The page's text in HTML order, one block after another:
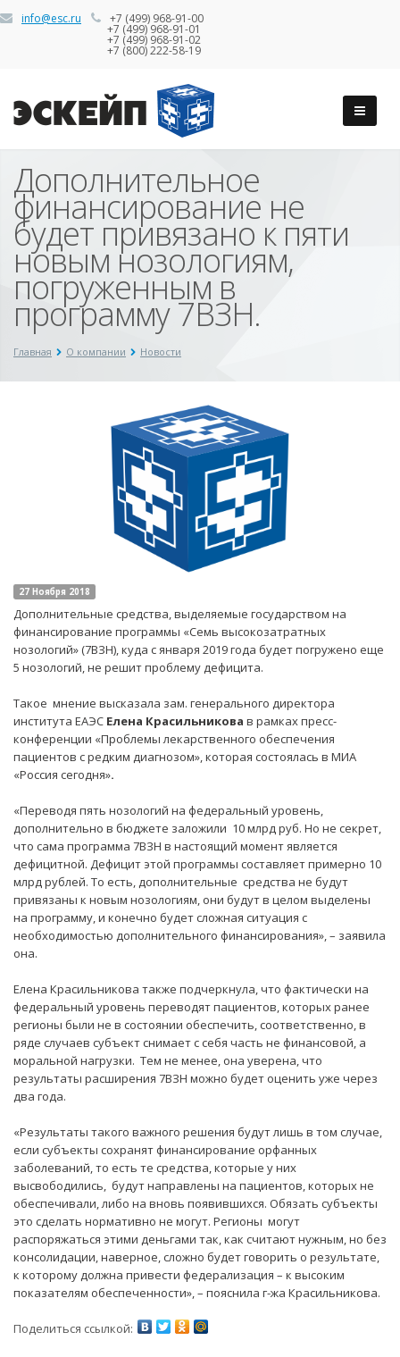
info@esc.ru +7 (499) 968-91-00
+7 (499) 968-91-01
+7 (499) 968-91-02
+7 (800) 222-58-19
Дополнительное
финансирование не
будет привязано к пяти
новым нозологиям,
погруженным в
программу 7ВЗН.
Главная О компании Новости
27 Ноября 2018
Дополнительные средства, выделяемые государством на
финансирование программы «Семь высокозатратных
нозологий» (7ВЗН), куда с января 2019 года будет погружено еще
5 нозологий, не решит проблему дефицита.
Такое мнение высказала зам. генерального директора
института ЕАЭС Елена Красильникова в рамках пресс-
конференции «Проблемы лекарственного обеспечения
пациентов с редким диагнозом», которая состоялась в МИА
«Россия сегодня».
«Переводя пять нозологий на федеральный уровень,
дополнительно в бюджете заложили 10 млрд руб. Но не секрет,
что сама программа 7ВЗН в настоящий момент является
дефицитной. Дефицит этой программы составляет примерно 10
млрд рублей. То есть, дополнительные средства не будут
привязаны к новым нозологиям, они будут в целом выделены
на программу, и конечно будет сложная ситуация с
необходимостью дополнительного финансирования», – заявила
она.
Елена Красильникова также подчеркнула, что фактически на
федеральный уровень переводят пациентов, которых ранее
регионы были не в состоянии обеспечить, соответственно, в
ряде случаев субъект снимает с себя часть не финансовой, а
моральной нагрузки. Тем не менее, она уверена, что
результаты расширения 7ВЗН можно будет оценить уже через
два года.
«Результаты такого важного решения будут лишь в том случае,
если субъекты сохранят финансирование орфанных
заболеваний, то есть те средства, которые у них
высвободились, будут направлены на пациентов, которых не
обеспечивали, либо на вновь появившихся. Обязать субъекты
это сделать нормативно не могут. Регионы могут
распоряжаться этими деньгами так, как считают нужным, но без
консолидации, наверное, сложно будет говорить о результате,
к которому должна привести федерализация – к высоким
показателям обеспеченности», – пояснила г-жа Красильникова.
Поделиться ссылкой: